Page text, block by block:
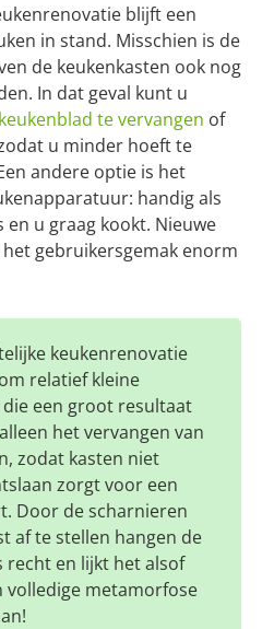
blijft een
in stand. Misschien is de
de keukenkasten ook nog
In dat geval kunt u
keukenblad te vervangen of
u minder hoeft te
andere optie is het
handig als
u graag kookt. Nieuwe
gebruikersgemak enorm
keukenrenovatie
relatief kleine
een groot resultaat
het vervangen van
zodat kasten niet
zorgt voor een
Door de scharnieren
af te stellen hangen de
recht en lijkt het alsof
volledige metamorfose